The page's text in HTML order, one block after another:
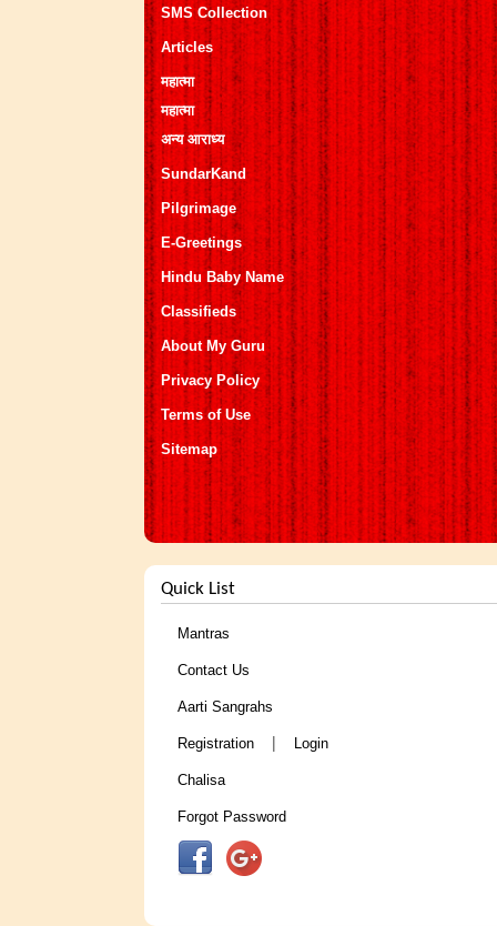
SMS Collection
Articles
महात्मा
महात्मा
अन्य आराध्य
SundarKand
Pilgrimage
E-Greetings
Hindu Baby Name
Classifieds
About My Guru
Privacy Policy
Terms of Use
Sitemap
Quick List
Mantras
Contact Us
Aarti Sangrahs
Registration | Login
Chalisa
Forgot Password